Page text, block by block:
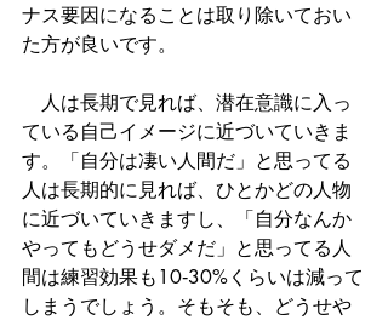
ナス要因になることは取り除いておい
た方が良いです。
人は長期で見れば、潜在意識に入っ
ている自己イメージに近づいていきま
す。「自分は凄い人間だ」と思ってる
人は長期的に見れば、ひとかどの人物
に近づいていきますし、「自分なんか
やってもどうせダメだ」と思ってる人
間は練習効果も10‐30%くらいは減って
しまうでしょう。そもそも、どうせや